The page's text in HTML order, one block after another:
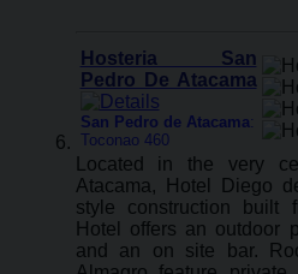
Hosteria San
Pedro De Atacama
San Pedro de Atacama:
Toconao 460
Located in the very
Atacama, Hotel Diego
style construction built
Hotel offers an outdoor
and an on site bar.